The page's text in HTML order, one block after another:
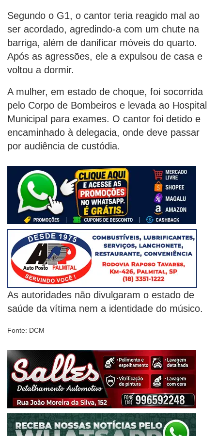
Segundo o G1, o cantor teria reagido mal ao
ser acordado, agredindo-a com um chute na
barriga, além de danificar móveis do quarto.
Após as agressões, ele a expulsou de casa e
voltou a dormir.
A mulher, em estado de choque, foi socorrida
pelo Corpo de Bombeiros e levada ao Hospital
Municipal para exames. O cantor foi detido e
encaminhado à delegacia, onde deve passar
por audiência de custódia.
As autoridades não divulgaram o estado de
saúde da vítima nem a identidade do músico.
Fonte: DCM